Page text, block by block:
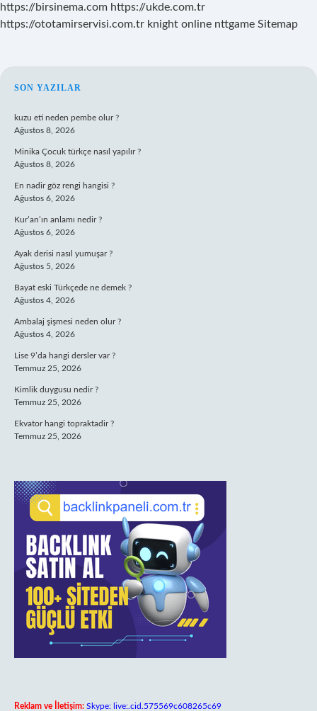
https://birsinema.com https://ukde.com.tr
https://ototamirservisi.com.tr knight online nttgame Sitemap
SIDEBAR
SON YAZILAR
kuzu eti neden pembe olur ?
Ağustos 8, 2026
Minika Çocuk türkçe nasıl yapılır ?
Ağustos 8, 2026
En nadir göz rengi hangisi ?
Ağustos 6, 2026
Kur’an’ın anlamı nedir ?
Ağustos 6, 2026
Ayak derisi nasıl yumuşar ?
Ağustos 5, 2026
Bayat eski Türkçede ne demek ?
Ağustos 4, 2026
Ambalaj şişmesi neden olur ?
Ağustos 4, 2026
Lise 9’da hangi dersler var ?
Temmuz 25, 2026
Kimlik duygusu nedir ?
Temmuz 25, 2026
Ekvator hangi topraktadir ?
Temmuz 25, 2026
Reklam ve İletişim: Skype: live:.cid.575569c608265c69